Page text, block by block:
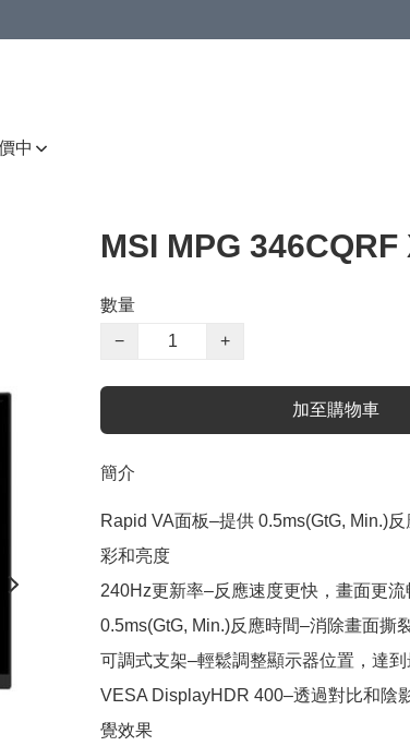
中
MSI MPG 346CQRF
數量
−
+
加至購物車
簡介
Rapid VA面板–提供 0.5ms(GtG, Min.)
彩和亮度
240Hz更新率–反應速度更快，畫面更流
0.5ms(GtG, Min.)反應時間–消除畫面撕
可調式支架–輕鬆調整顯示器位置，達
VESA DisplayHDR 400–透過對比和陰
覺效果